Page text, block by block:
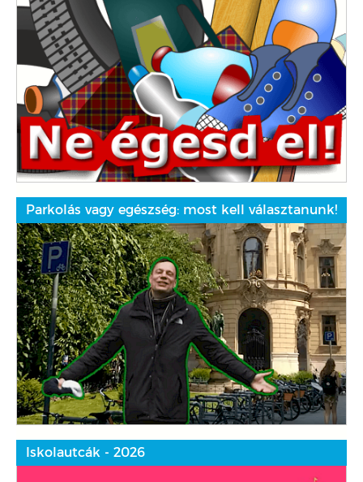
Parkolás vagy egészség: most kell választanunk!
Iskolautcák - 2026